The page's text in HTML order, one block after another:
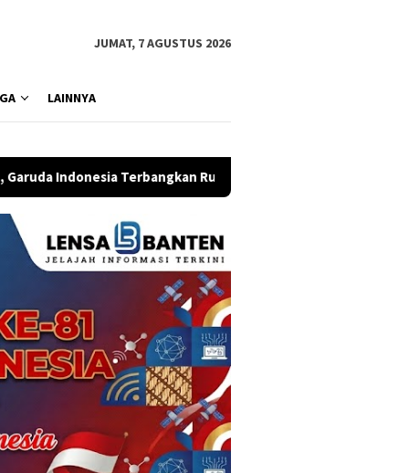
JUMAT, 7 AGUSTUS 2026
LAINNYA
Rute Bandung-Bali